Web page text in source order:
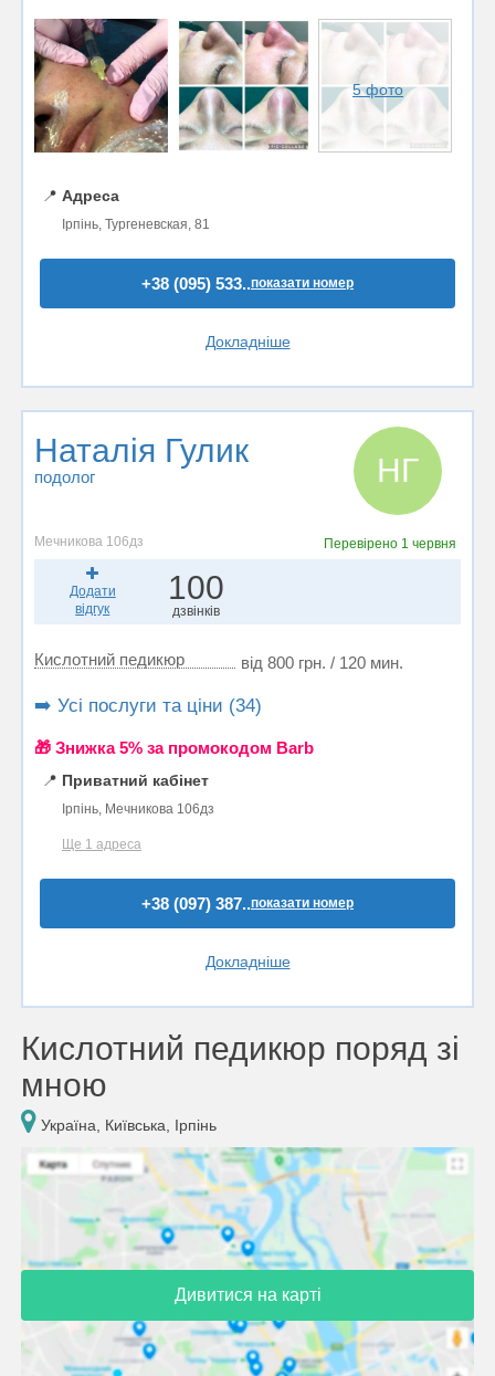
5 фото
📍 Адреса
Ірпінь, Тургеневская, 81
+38 (095) 533..показати номер
Докладніше
Наталія Гулик
подолог НГ
Мечникова 106дз Перевірено 1 червня
Додати
відгук
100
дзвінків
Кислотний педикюр від 800 грн. / 120 мин.
➡️ Усі послуги та ціни (34)
🎁 Знижка 5% за промокодом Barb
📍 Приватний кабінет
Ірпінь, Мечникова 106дз
Ще 1 адреса
+38 (097) 387..показати номер
Докладніше
Кислотний педикюр поряд зі
мною
Україна, Київська, Ірпінь
Дивитися на карті